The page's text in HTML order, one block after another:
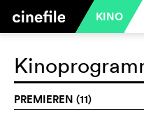
KINO
PREMIEREN (11)